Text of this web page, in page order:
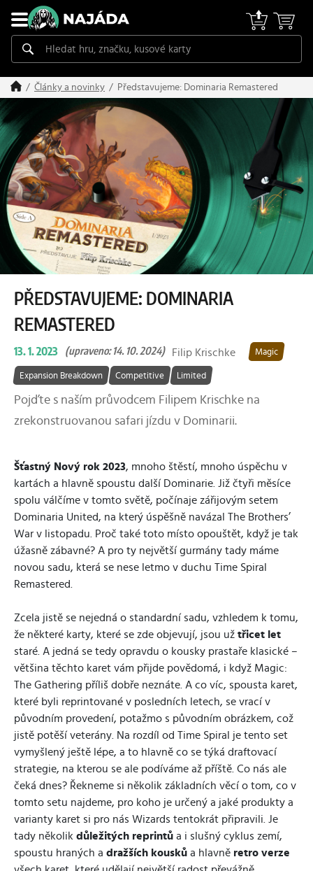
Články a novinky Představujeme: Dominaria Remastered
PŘEDSTAVUJEME: DOMINARIA
REMASTERED
13. 1. 2023 (upraveno: 14. 10. 2024) Filip Krischke Magic
Expansion Breakdown Competitive Limited
Pojďte s naším průvodcem Filipem Krischke na
zrekonstruovanou safari jízdu v Dominarii.
Šťastný Nový rok 2023, mnoho štěstí, mnoho úspěchu v
kartách a hlavně spoustu další Dominarie. Již čtyři měsíce
spolu válčíme v tomto světě, počínaje zářijovým setem
Dominaria United, na který úspěšně navázal The Brothers’
War v listopadu. Proč také toto místo opouštět, když je tak
úžasně zábavné? A pro ty největší gurmány tady máme
novou sadu, která se nese letmo v duchu Time Spiral
Remastered.
Zcela jistě se nejedná o standardní sadu, vzhledem k tomu,
že některé karty, které se zde objevují, jsou už třicet let
staré. A jedná se tedy opravdu o kousky prastaře klasické –
většina těchto karet vám přijde povědomá, i když Magic:
The Gathering příliš dobře neznáte. A co víc, spousta karet,
které byli reprintované v posledních letech, se vrací v
původním provedení, potažmo s původním obrázkem, což
jistě potěší veterány. Na rozdíl od Time Spiral je tento set
vymyšlený ještě lépe, a to hlavně co se týká draftovací
strategie, na kterou se ale podíváme až příště. Co nás ale
čeká dnes? Řekneme si několik základních věcí o tom, co v
tomto setu najdeme, pro koho je určený a jaké produkty a
varianty karet si pro nás Wizards tentokrát připravili. Je
tady několik důležitých reprintů a i slušný cyklus zemí,
spoustu hraných a dražších kousků a hlavně retro verze